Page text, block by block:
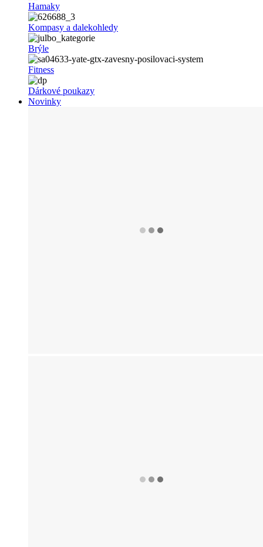
Hamaky
Kompasy a dalekohledy
Brýle
Fitness
Dárkové poukazy
Novinky